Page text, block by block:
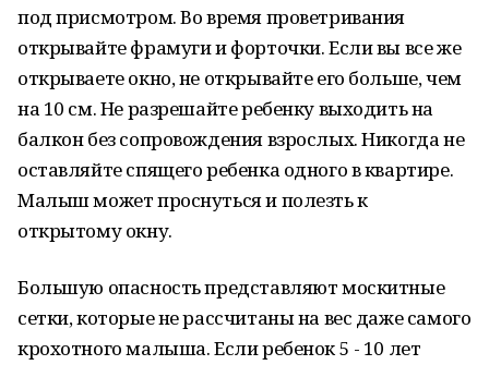
под присмотром. Во время проветривания
открывайте фрамуги и форточки. Если вы все же
открываете окно, не открывайте его больше, чем
на 10 см. Не разрешайте ребенку выходить на
балкон без сопровождения взрослых. Никогда не
оставляйте спящего ребенка одного в квартире.
Малыш может проснуться и полезть к
открытому окну.
Большую опасность представляют москитные
сетки, которые не рассчитаны на вес даже самого
крохотного малыша. Если ребенок 5 - 10 лет